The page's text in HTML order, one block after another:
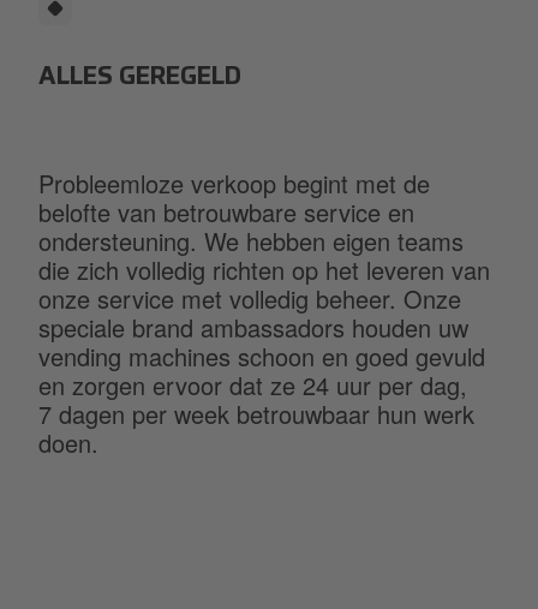
ALLES GEREGELD
Probleemloze verkoop begint met de
belofte van betrouwbare service en
ondersteuning. We hebben eigen teams
die zich volledig richten op het leveren van
onze service met volledig beheer. Onze
speciale brand ambassadors houden uw
vending machines schoon en goed gevuld
en zorgen ervoor dat ze 24 uur per dag,
7 dagen per week betrouwbaar hun werk
doen.